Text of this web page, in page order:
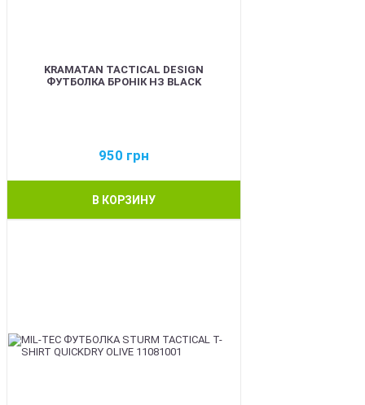
KRAMATAN TACTICAL DESIGN
ФУТБОЛКА БРОНІК НЗ BLACK
950 грн
В КОРЗИНУ